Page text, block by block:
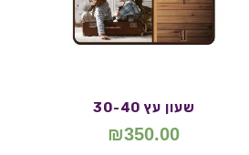
שעון עץ 30-40
₪350.00